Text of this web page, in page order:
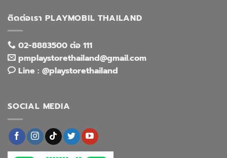
ติดต่อเรา PLAYMOBIL THAILAND
02-8883500 ต่อ 111
pmplaystorethailand@gmail.com
Line : @playstorethailand
SOCIAL MEDIA